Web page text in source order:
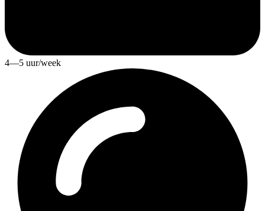
4—5 uur/week